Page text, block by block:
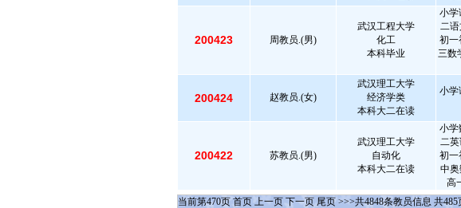
200423 周教员.(男)
武汉工程大学
化工
本科毕业
小学
二
初一
三数
200424 赵教员.(女)
武汉理工大学
经济学类
本科大二在读
小学
200422 苏教员.(男)
武汉理工大学
自动化
本科大二在读
小学
二
初一
中
高
当前第470页 首页 上一页 下一页 尾页 >>>共4848条教员信息 共485